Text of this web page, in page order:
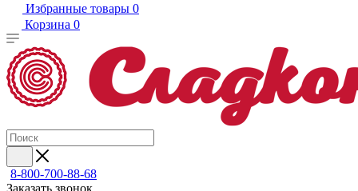
Избранные товары 0
Корзина 0
8-800-700-88-68
Заказать звонок